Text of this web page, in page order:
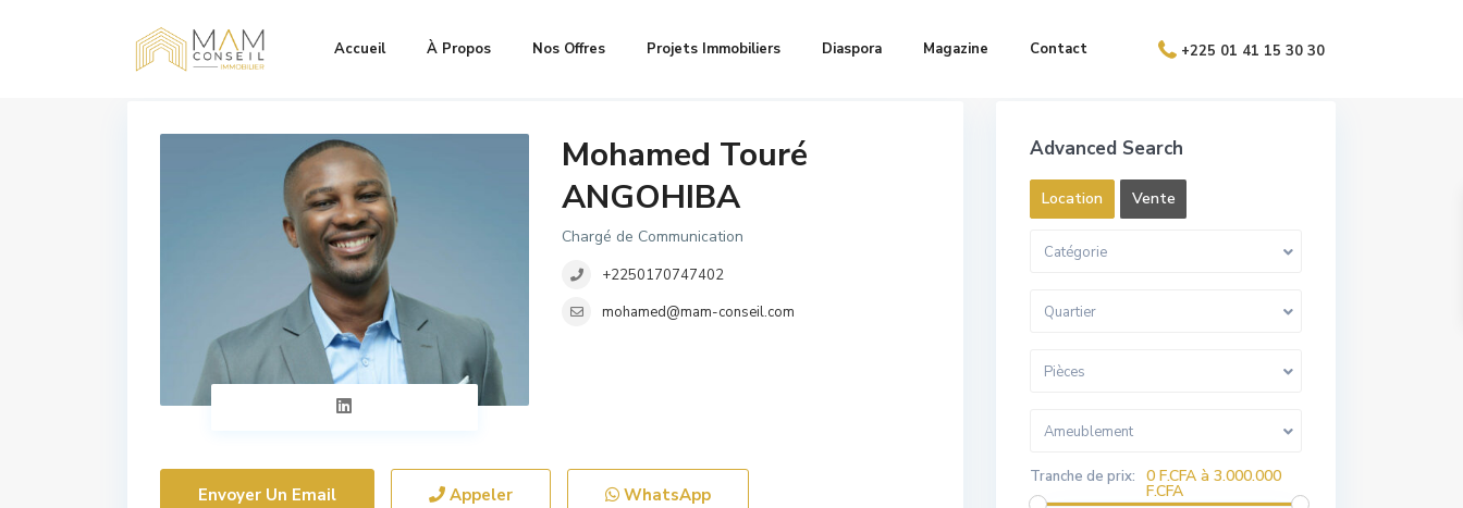
Accueil À Propos Nos Offres Projets Immobiliers Diaspora Magazine Contact +225 01 41 15 30 30
Mohamed Touré
ANGOHIBA
Chargé de Communication
+2250170747402
mohamed@mam-conseil.com
Envoyer Un Email Appeler WhatsApp
Advanced Search
Location Vente
Catégorie
Quartier
Pièces
Ameublement
Tranche de prix: 0 F.CFA à 3.000.000
F.CFA